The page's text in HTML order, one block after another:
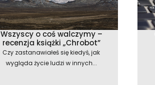
Wszyscy o coś walczymy –
recenzja książki „Chrobot”
Czy zastanawiałeś się kiedyś, jak
wygląda życie ludzi w innych...